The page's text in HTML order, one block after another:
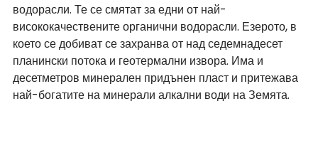
водорасли. Те се смятат за едни от най-
висококачествените органични водорасли. Езерото, в
което се добиват се захранва от над седемнадесет
планински потока и геотермални извора. Има и
десетметров минерален придънен пласт и притежава
най-богатите на минерали алкални води на Земята.